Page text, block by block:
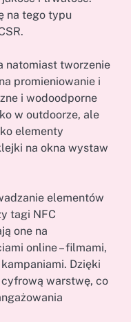
na tego typu
natomiast tworzenie
promieniowanie i
i wodoodporne
w outdoorze, ale
elementy
na okna wystaw
elementów
tagi NFC
one na
online – filmami,
Dzięki
warstwę, co